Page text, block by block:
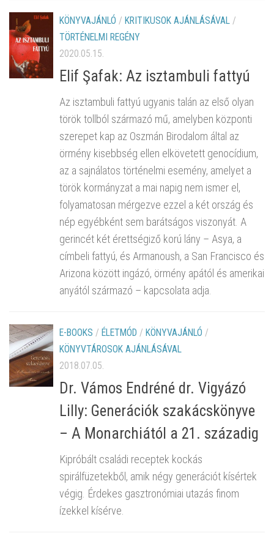
KÖNYVAJÁNLÓ / KRITIKUSOK AJÁNLÁSÁVAL /
TÖRTÉNELMI REGÉNY
2020.05.15.
Elif Şafak: Az isztambuli fattyú
Az isztambuli fattyú ugyanis talán az első olyan
török tollból származó mű, amelyben központi
szerepet kap az Oszmán Birodalom által az
örmény kisebbség ellen elkövetett genocídium,
az a sajnálatos történelmi esemény, amelyet a
török kormányzat a mai napig nem ismer el,
folyamatosan mérgezve ezzel a két ország és
nép egyébként sem barátságos viszonyát. A
gerincét két érettségiző korú lány – Asya, a
címbeli fattyú, és Armanoush, a San Francisco és
Arizona között ingázó, örmény apától és amerikai
anyától származó – kapcsolata adja.
E-BOOKS / ÉLETMÓD / KÖNYVAJÁNLÓ /
KÖNYVTÁROSOK AJÁNLÁSÁVAL
2018.07.05.
Dr. Vámos Endréné dr. Vigyázó
Lilly: Generációk szakácskönyve
– A Monarchiától a 21. századig
Kipróbált családi receptek kockás
spirálfüzetekből, amik négy generációt kísértek
végig. Érdekes gasztronómiai utazás finom
ízekkel kísérve.